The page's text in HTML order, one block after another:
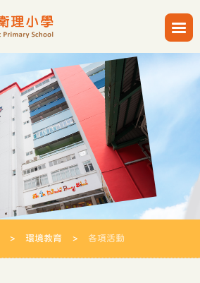
> 環境教育 > 各項活動